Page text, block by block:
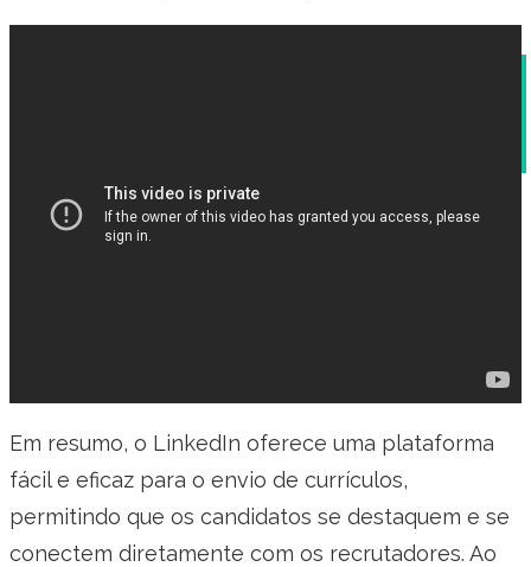
Em resumo, o LinkedIn oferece uma plataforma
fácil e eficaz para o envio de currículos,
permitindo que os candidatos se destaquem e se
conectem diretamente com os recrutadores. Ao